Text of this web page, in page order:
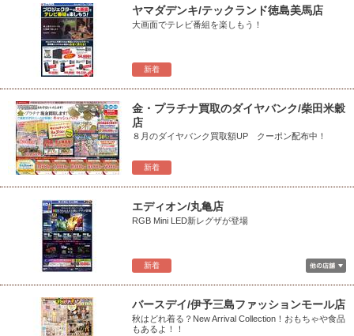
新着
ヤマダデンキ/テックランド徳島美馬店
大画面でテレビ番組を楽しもう！
新着
金・プラチナ買取のダイヤバンク/柴田米穀
店
８月のダイヤバンク買取額UP クーポン配布中！
新着
エディオン/丸亀店
RGB Mini LED新レグザが登場
バースデイ/伊予三島ファッションモール店
秋はどれ着る？New Arrival Collection！おもちゃや食品
もあるよ！！